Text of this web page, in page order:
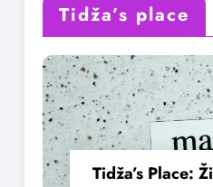
Tidža’s place
Tidža’s Place: